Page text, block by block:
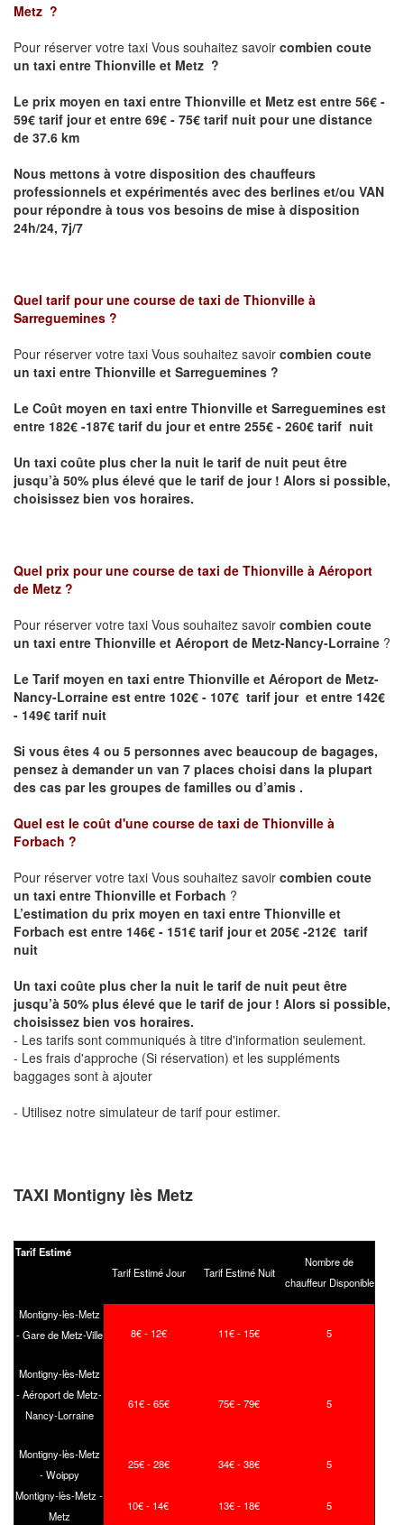
Metz ?
Pour réserver votre taxi Vous souhaitez savoir combien coute
un taxi entre Thionville et Metz ?
Le prix moyen en taxi entre Thionville et Metz est entre 56€ -
59€ tarif jour et entre 69€ - 75€ tarif nuit pour une distance
de 37.6 km
Nous mettons à votre disposition des chauffeurs
professionnels et expérimentés avec des berlines et/ou VAN
pour répondre à tous vos besoins de mise à disposition
24h/24, 7j/7
Quel tarif pour une course de taxi de Thionville à
Sarreguemines ?
Pour réserver votre taxi Vous souhaitez savoir combien coute
un taxi entre Thionville et Sarreguemines ?
Le Coût moyen en taxi entre Thionville et Sarreguemines est
entre 182€ -187€ tarif du jour et entre 255€ - 260€ tarif nuit
Un taxi coûte plus cher la nuit le tarif de nuit peut être
jusqu’à 50% plus élevé que le tarif de jour ! Alors si possible,
choisissez bien vos horaires.
Quel prix pour une course de taxi de Thionville à Aéroport
de Metz ?
Pour réserver votre taxi Vous souhaitez savoir combien coute
un taxi entre Thionville et Aéroport de Metz-Nancy-Lorraine ?
Le Tarif moyen en taxi entre Thionville et Aéroport de Metz-
Nancy-Lorraine est entre 102€ - 107€ tarif jour et entre 142€
- 149€ tarif nuit
Si vous êtes 4 ou 5 personnes avec beaucoup de bagages,
pensez à demander un van 7 places choisi dans la plupart
des cas par les groupes de familles ou d’amis .
Quel est le coût d'une course de taxi de Thionville à
Forbach ?
Pour réserver votre taxi Vous souhaitez savoir combien coute
un taxi entre Thionville et Forbach ?
L’estimation du prix moyen en taxi entre Thionville et
Forbach est entre 146€ - 151€ tarif jour et 205€ -212€ tarif
nuit
Un taxi coûte plus cher la nuit le tarif de nuit peut être
jusqu’à 50% plus élevé que le tarif de jour ! Alors si possible,
choisissez bien vos horaires.
- Les tarifs sont communiqués à titre d'information seulement.
- Les frais d'approche (Si réservation) et les suppléments
baggages sont à ajouter
- Utilisez notre simulateur de tarif pour estimer.
TAXI Montigny lès Metz
Tarif Estimé
Tarif Estimé Jour
Tarif Estimé Nuit
Nombre de
chauffeur Disponible
Montigny-lès-Metz
- Gare de Metz-Ville
8€ - 12€ 11€ - 15€ 5
Montigny-lès-Metz
- Aéroport de Metz-
Nancy-Lorraine
61€ - 65€ 75€ - 79€ 5
Montigny-lès-Metz
- Woippy
25€ - 28€ 34€ - 38€ 5
Montigny-lès-Metz -
Metz
10€ - 14€ 13€ - 18€ 5